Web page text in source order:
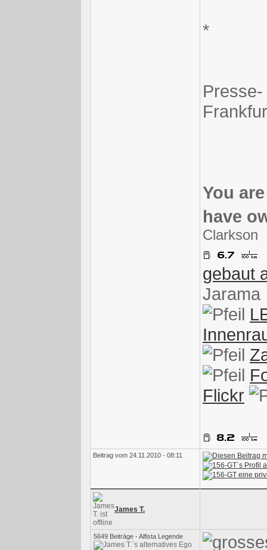
*
You
have
Clarkson
gebaut
Jarama
Flickr
Beitrag vom 24.11.2010 - 08:11
James T.
5649 Beiträge - Alfista Legende